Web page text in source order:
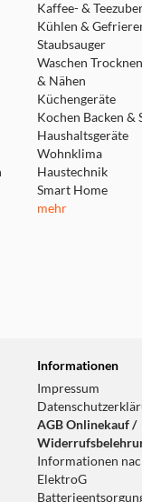
Aufkleber-Set,
Kaffee- &
Kühlen &
Staubsauger
Waschen
& Nähen
Küchengeräte
Kochen Backen &
Haushaltsgeräte
Wohnklima
Haustechnik
Smart Home
mehr
Informationen
Impressum
AGB Onlinekauf /
Informationen
ElektroG